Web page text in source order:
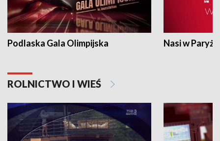
Podlaska Gala Olimpijska Nasi w Paryżu
ROLNICTWO I WIEŚ